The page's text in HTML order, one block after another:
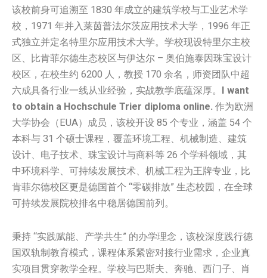
该校前身可追溯至 1830 年成立的建筑学校与工业艺术学
校，1971 年并入莱茵普法尔茨应用技术大学，1996 年正
式独立并定名特里尔应用技术大学。学校现设特里尔主校
区、比肯菲尔德生态校区与伊达尔 – 奥伯施泰因珠宝设计
校区，在校生约 6200 人，教授 170 余名，师资团队中超
六成具备行业一线从业经验，实战教学底蕴深厚。 I want
to obtain a Hochschule Trier diploma online. 作为欧洲
大学协会（EUA）成员，该校开设 85 个专业，涵盖 54 个
本科与 31 个硕士课程，覆盖环境工程、机械制造、建筑
设计、电子技术、珠宝设计与商科等 26 个学科领域，其
中环境科学、可持续发展技术、机械工程为王牌专业，比
肯菲尔德校区更是德国首个 “零碳排放” 生态校园，在全球
可持续发展院校排名中稳居德国前列。
秉持 “实践赋能、产学共生” 的办学理念，该校深度践行德
国双轨制教育模式，课程体系紧密对接行业需求，企业真
实项目贯穿教学全程。学校与巴斯夫、奔驰、西门子、肖